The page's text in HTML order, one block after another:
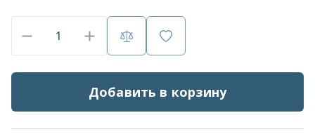
Добавить в корзину